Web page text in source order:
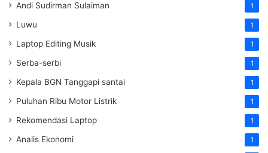
Andi Sudirman Sulaiman 1
Luwu 1
Laptop Editing Musik 1
Serba-serbi 1
Kepala BGN Tanggapi santai 1
Puluhan Ribu Motor Listrik 1
Rekomendasi Laptop 1
Analis Ekonomi 1